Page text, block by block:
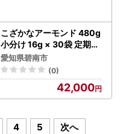
こざかなアーモンド 480g
小分け 16g × 30袋 定期便
6回 イワシ アーモンド カ
シューナッツ カルシウム
DHA EPA オレイン酸 低糖
質 ビタミン ミネラル 健康
おやつ おつまみ シュクレ
無料 H059-136
愛知県碧南市
(0)
42,000
4 5 次へ